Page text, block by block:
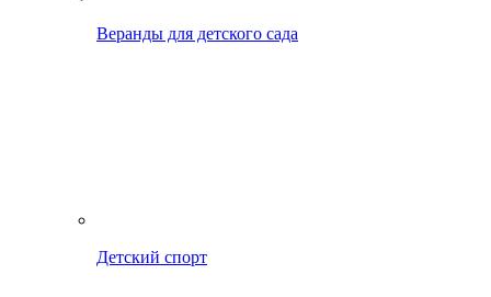
Веранды для детского сада
Детский спорт